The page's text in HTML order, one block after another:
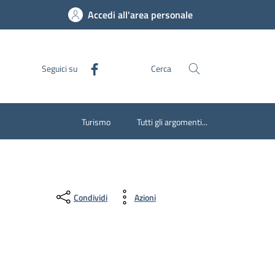
Accedi all'area personale
Seguici su Cerca
Turismo Tutti gli argomenti...
Condividi Azioni